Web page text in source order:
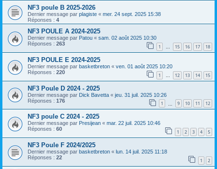
NF3 poule B 2025-2026
Dernier message par plagiste « mer. 24 sept. 2025 15:38
Réponses : 4
NF3 POULE A 2024-2025
Dernier message par Patou « sam. 02 août 2025 10:30
Réponses : 263 1 … 15 16 17 18
NF3 POULE E 2024-2025
Dernier message par basketbreton « ven. 01 août 2025 10:20
Réponses : 220 1 … 12 13 14 15
NF3 Poule D 2024 - 2025
Dernier message par Dick Bavetta « jeu. 31 juil. 2025 10:26
Réponses : 176 1 9 10 11 12
NF3 poule C 2024 - 2025
Dernier message par Presijean « mar. 22 juil. 2025 10:46
Réponses : 60 1 2 3 4 5
NF3 Poule F 2024/2025
Dernier message par basketbreton « lun. 14 juil. 2025 11:18
Réponses : 22 1 2